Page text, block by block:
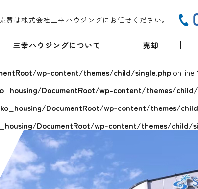
買は株式会社三幸ハウジングにお任せください。
三幸ハウジングについて 売却
wp-content/themes/child/single.php on line
DocumentRoot/wp-content/themes/child/
DocumentRoot/wp-content/themes/
DocumentRoot/wp-content/themes/child/